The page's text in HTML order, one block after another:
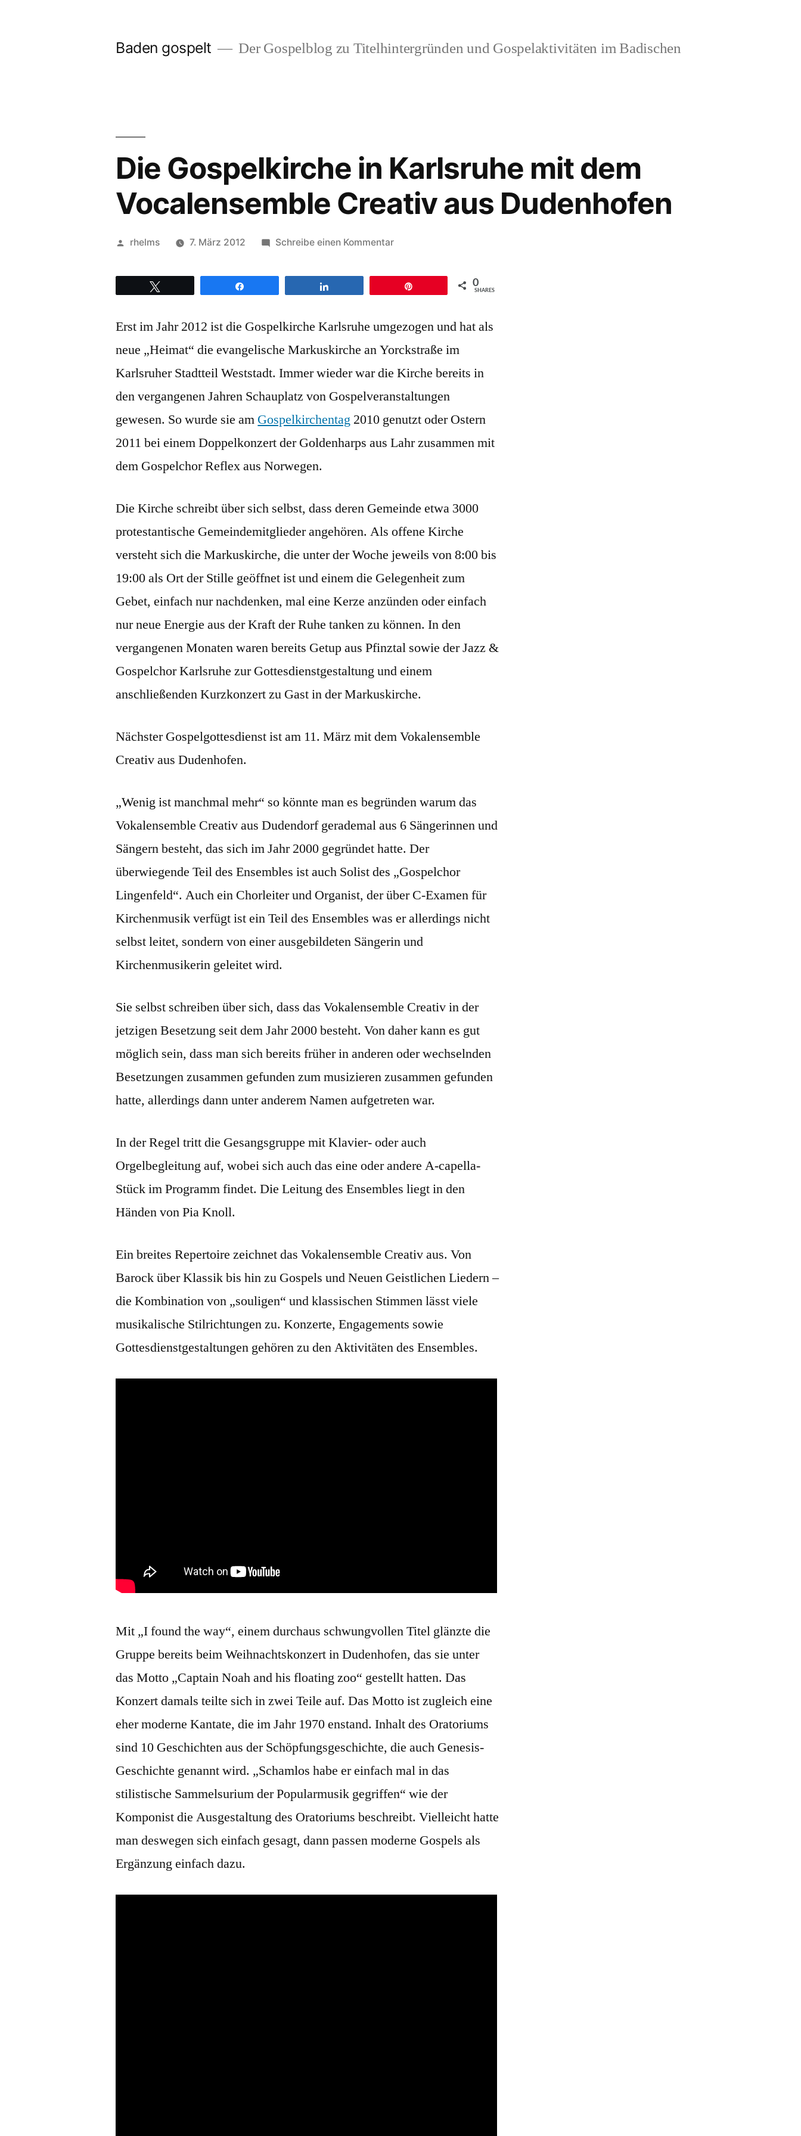
Baden gospelt Der Gospelblog zu Titelhintergründen und Gospelaktivitäten im Badischen
Die Gospelkirche in Karlsruhe mit dem
Vocalensemble Creativ aus Dudenhofen
Veröffentlicht
rhelms 7. März 2012 Schreibe einen Kommentarzu
Gospelkirche
mit
Creativ
aus
0
SHARES
Erst im Jahr 2012 ist die Gospelkirche Karlsruhe umgezogen und hat als
neue „Heimat“ die evangelische Markuskirche an Yorckstraße im
Karlsruher Stadtteil Weststadt. Immer wieder war die Kirche bereits in
den vergangenen Jahren Schauplatz von Gospelveranstaltungen
gewesen. So wurde sie am Gospelkirchentag 2010 genutzt oder Ostern
2011 bei einem Doppelkonzert der Goldenharps aus Lahr zusammen mit
dem Gospelchor Reflex aus Norwegen.
Die Kirche schreibt über sich selbst, dass deren Gemeinde etwa 3000
protestantische Gemeindemitglieder angehören. Als offene Kirche
versteht sich die Markuskirche, die unter der Woche jeweils von 8:00 bis
19:00 als Ort der Stille geöffnet ist und einem die Gelegenheit zum
Gebet, einfach nur nachdenken, mal eine Kerze anzünden oder einfach
nur neue Energie aus der Kraft der Ruhe tanken zu können. In den
vergangenen Monaten waren bereits Getup aus Pfinztal sowie der Jazz &
Gospelchor Karlsruhe zur Gottesdienstgestaltung und einem
anschließenden Kurzkonzert zu Gast in der Markuskirche.
Nächster Gospelgottesdienst ist am 11. März mit dem Vokalensemble
Creativ aus Dudenhofen.
„Wenig ist manchmal mehr“ so könnte man es begründen warum das
Vokalensemble Creativ aus Dudendorf gerademal aus 6 Sängerinnen und
Sängern besteht, das sich im Jahr 2000 gegründet hatte. Der
überwiegende Teil des Ensembles ist auch Solist des „Gospelchor
Lingenfeld“. Auch ein Chorleiter und Organist, der über C-Examen für
Kirchenmusik verfügt ist ein Teil des Ensembles was er allerdings nicht
selbst leitet, sondern von einer ausgebildeten Sängerin und
Kirchenmusikerin geleitet wird.
Sie selbst schreiben über sich, dass das Vokalensemble Creativ in der
jetzigen Besetzung seit dem Jahr 2000 besteht. Von daher kann es gut
möglich sein, dass man sich bereits früher in anderen oder wechselnden
Besetzungen zusammen gefunden zum musizieren zusammen gefunden
hatte, allerdings dann unter anderem Namen aufgetreten war.
In der Regel tritt die Gesangsgruppe mit Klavier- oder auch
Orgelbegleitung auf, wobei sich auch das eine oder andere A-capella-
Stück im Programm findet. Die Leitung des Ensembles liegt in den
Händen von Pia Knoll.
Ein breites Repertoire zeichnet das Vokalensemble Creativ aus. Von
Barock über Klassik bis hin zu Gospels und Neuen Geistlichen Liedern –
die Kombination von „souligen“ und klassischen Stimmen lässt viele
musikalische Stilrichtungen zu. Konzerte, Engagements sowie
Gottesdienstgestaltungen gehören zu den Aktivitäten des Ensembles.
Mit „I found the way“, einem durchaus schwungvollen Titel glänzte die
Gruppe bereits beim Weihnachtskonzert in Dudenhofen, das sie unter
das Motto „Captain Noah and his floating zoo“ gestellt hatten. Das
Konzert damals teilte sich in zwei Teile auf. Das Motto ist zugleich eine
eher moderne Kantate, die im Jahr 1970 enstand.Inhalt des Oratoriums
sind 10 Geschichten aus der Schöpfungsgeschichte, die auch Genesis-
Geschichte genannt wird. „Schamlos habe er einfach mal in das
stilistische Sammelsurium der Popularmusik gegriffen“ wie der
Komponist die Ausgestaltung des Oratoriums beschreibt. Vielleicht hatte
man deswegen sich einfach gesagt, dann passen moderne Gospels als
Ergänzung einfach dazu.